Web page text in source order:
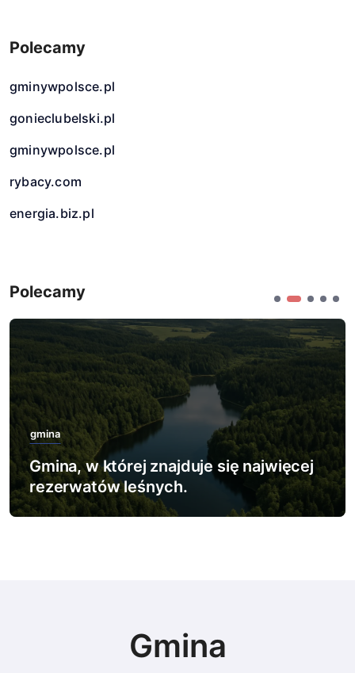
Polecamy
gminywpolsce.pl
gonieclubelski.pl
gminywpolsce.pl
rybacy.com
energia.biz.pl
Polecamy
gmina
Gmina, w której znajduje się najwięcej
rezerwatów leśnych.
Gmina